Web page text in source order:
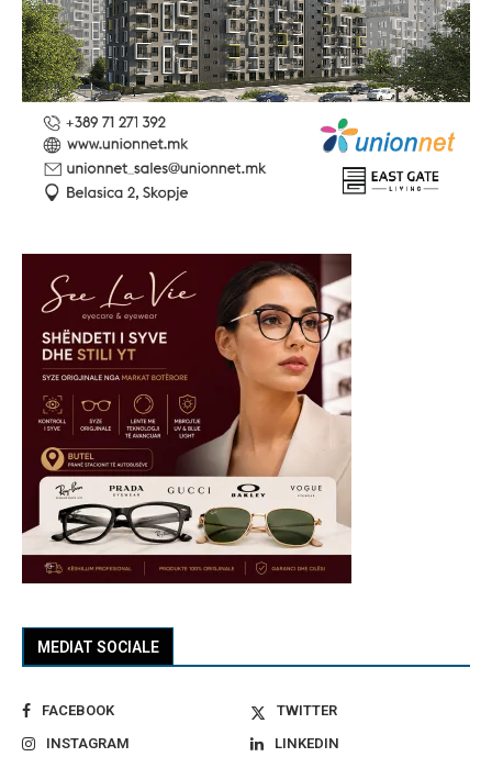
MEDIAT SOCIALE
FACEBOOK
TWITTER
INSTAGRAM
LINKEDIN